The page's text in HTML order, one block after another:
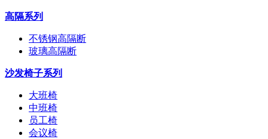
高隔系列
不锈钢高隔断
玻璃高隔断
沙发椅子系列
大班椅
中班椅
员工椅
会议椅